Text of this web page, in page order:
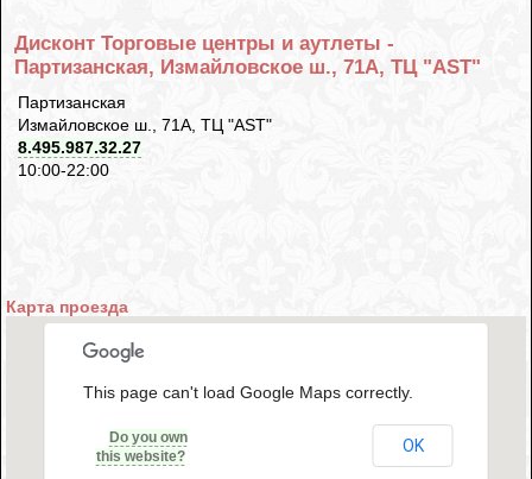
Дисконт Торговые центры и аутлеты -
Партизанская, Измайловское ш., 71А, ТЦ "AST"
Партизанская
Измайловское ш., 71А, ТЦ "AST"
8.495.987.32.27
10:00-22:00
Карта проезда
This page can't load Google Maps correctly.
Do you own
this website?
OK